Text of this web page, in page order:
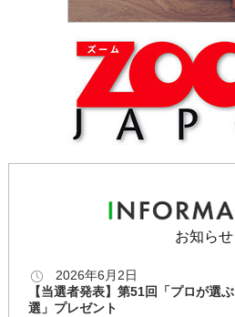
お知らせ
2026年6月2日
【当選者発表】第51回「プロが選
選」プレゼント